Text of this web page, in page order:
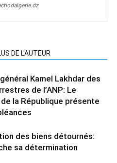
DE L'AUTEUR
Kamel Lakhdar des
de l’ANP: Le
la République présente
des biens détournés:
sa détermination